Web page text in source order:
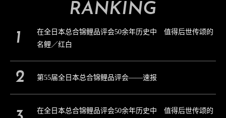
RANKING
在全日本总合锦鲤品评会50余年历史中 值得后世传颂的
名鲤／红白
第55届全日本总合锦鲤品评会——速报
在全日本总合锦鲤品评会50余年历史中 值得后世传颂的